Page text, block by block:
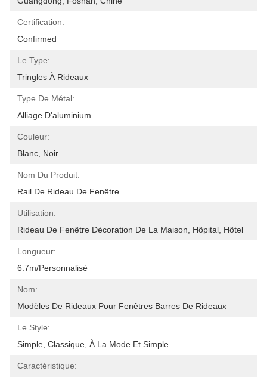
Certification:
Confirmed
Le Type:
Tringles À Rideaux
Type De Métal:
Alliage D'aluminium
Couleur:
Blanc, Noir
Nom Du Produit:
Rail De Rideau De Fenêtre
Utilisation:
Rideau De Fenêtre Décoration De La Maison, Hôpital, Hôtel
Longueur:
6.7m/personnalisé
Nom:
Modèles De Rideaux Pour Fenêtres Barres De Rideaux
Le Style:
Simple, Classique, À La Mode Et Simple.
Caractéristique: